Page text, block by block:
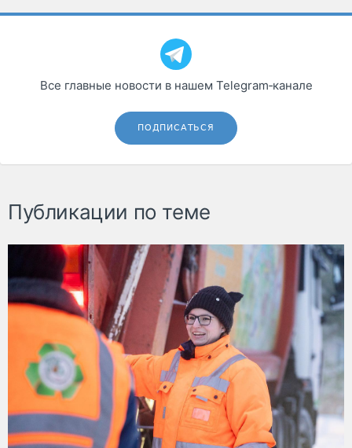
Все главные новости в нашем Telegram‑канале
ПОДПИСАТЬСЯ
Публикации по теме